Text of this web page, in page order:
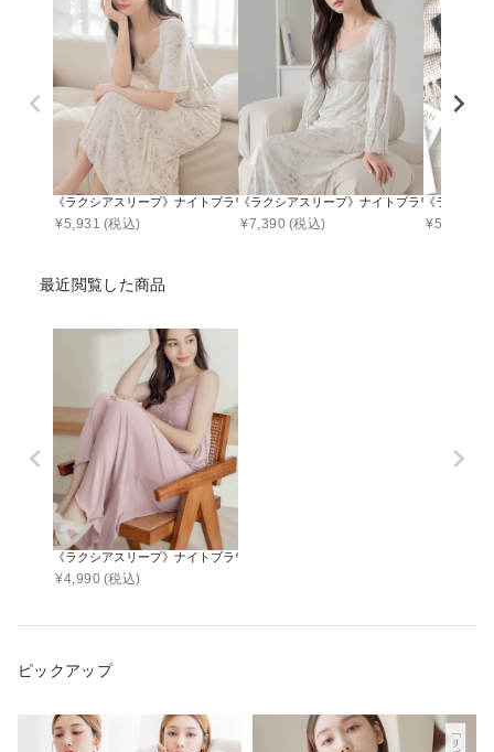
《ラクシアスリープ》ナイトブラワンピース 半袖ロング丈 無地/花柄
¥5,931 (税込)
《ラクシアスリープ》ナイトブラワンピース
¥7,390 (税込)
《ラクシア
¥5,590
最近閲覧した商品
《ラクシアスリープ》ナイトブラワンピース マキシ丈/ミモレ丈
¥4,990 (税込)
ピックアップ